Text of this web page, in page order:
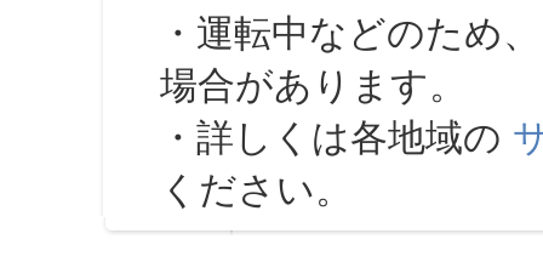
・運転中などのため
場合があります。
・詳しくは各地域の
ください。